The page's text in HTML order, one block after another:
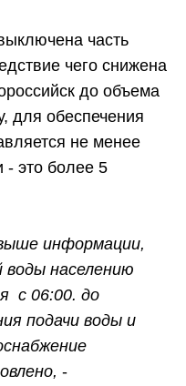
часть
чего снижена
до объема
для обеспечения
не менее
- это более 5
информации,
воды населению
с 06:00. до
подачи воды и
-